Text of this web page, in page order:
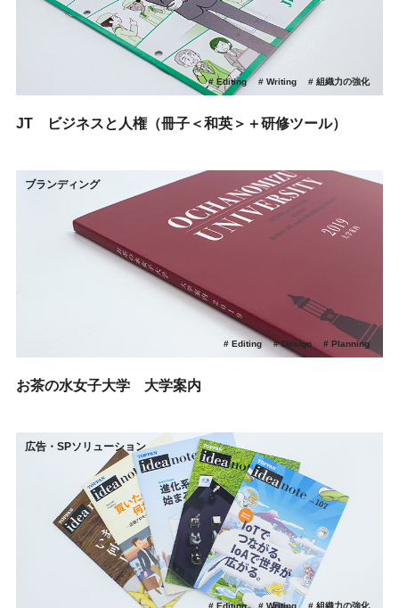
Editing Writing 組織力の強化
JT ビジネスと人権（冊子＜和英＞＋研修ツール）
ブランディング
Editing Design Planning
お茶の水女子大学 大学案内
広告・SPソリューション
Editing Writing 組織力の強化